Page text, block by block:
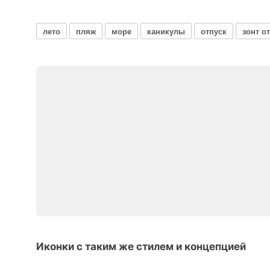
лето пляж море каникулы отпуск зонт
Иконки с таким же стилем и концепцией